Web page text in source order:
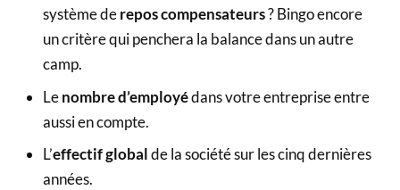
système derepos compensateurs? Bingo encore
un critère qui penchera la balance dans un autre
camp.
Lenombre d’employédans votre entreprise entre
aussi en compte.
L’effectif globalde la société sur les cinq dernières
années.